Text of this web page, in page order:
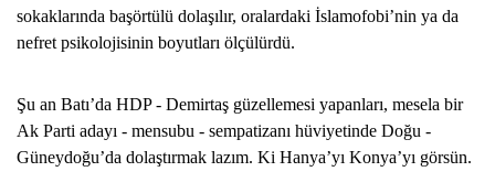
sokaklarında başörtülü dolaşılır, oralardaki İslamofobi’nin ya da
nefret psikolojisinin boyutları ölçülürdü.
Şu an Batı’da HDP - Demirtaş güzellemesi yapanları, mesela bir
Ak Parti adayı - mensubu - sempatizanı hüviyetinde Doğu -
Güneydoğu’da dolaştırmak lazım. Ki Hanya’yı Konya’yı görsün.